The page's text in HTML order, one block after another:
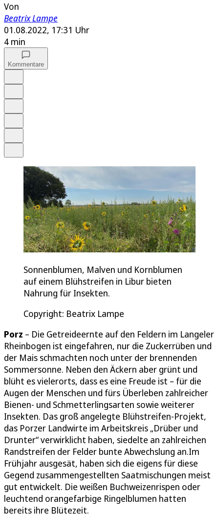
Von
Beatrix Lampe
01.08.2022, 17:31 Uhr
4 min
Kommentare
Sonnenblumen, Malven und Kornblumen
auf einem Blühstreifen in Libur bieten
Nahrung für Insekten.
Copyright: Beatrix Lampe
Porz – Die Getreideernte auf den Feldern im Langeler
Rheinbogen ist eingefahren, nur die Zuckerrüben und
der Mais schmachten noch unter der brennenden
Sommersonne. Neben den Äckern aber grünt und
blüht es vielerorts, dass es eine Freude ist – für die
Augen der Menschen und fürs Überleben zahlreicher
Bienen- und Schmetterlingsarten sowie weiterer
Insekten. Das groß angelegte Blühstreifen-Projekt,
das Porzer Landwirte im Arbeitskreis „Drüber und
Drunter“ verwirklicht haben, siedelte an zahlreichen
Randstreifen der Felder bunte Abwechslung an.Im
Frühjahr ausgesät, haben sich die eigens für diese
Gegend zusammengestellten Saatmischungen meist
gut entwickelt. Die weißen Buchweizenrispen oder
leuchtend orangefarbige Ringelblumen hatten
bereits ihre Blütezeit.